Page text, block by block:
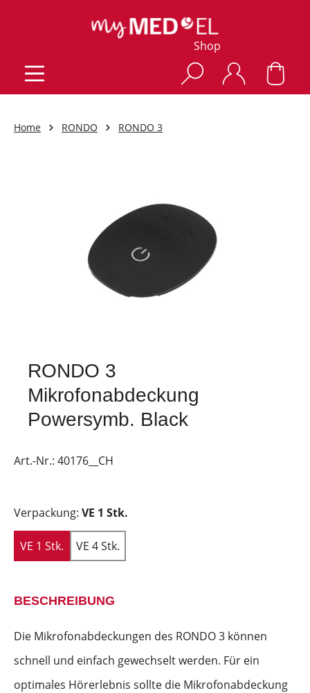
Shop
Home RONDO RONDO 3
RONDO 3
Mikrofonabdeckung
Powersymb. Black
Art.-Nr.: 40176__CH
Verpackung: VE 1 Stk.
VE 1 Stk. VE 4 Stk.
BESCHREIBUNG
Die Mikrofonabdeckungen des RONDO 3 können
schnell und einfach gewechselt werden. Für ein
optimales Hörerlebnis sollte die Mikrofonabdeckung